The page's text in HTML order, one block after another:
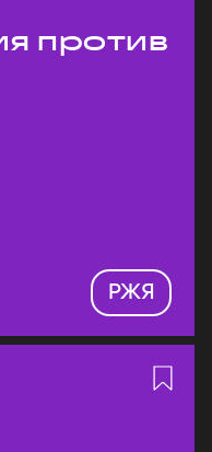
против
РЖЯ